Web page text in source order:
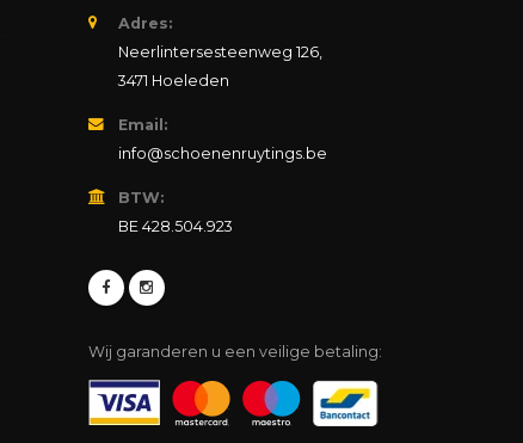
Adres:
Neerlintersesteenweg 126,
3471 Hoeleden
Email:
info@schoenenruytings.be
BTW:
BE 428.504.923
Wij garanderen u een veilige betaling: